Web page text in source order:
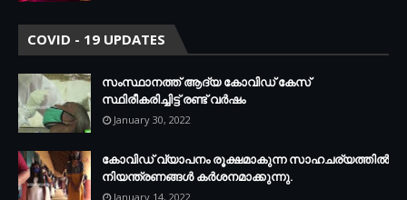
COVID - 19 UPDATES
സംസ്ഥാനത്ത് ആദ്യ കോവിഡ് കേസ്
സ്ഥിരീകരിച്ചിട്ട് രണ്ട് വര്‍ഷം
January 30, 2022
കോവിഡ് വ്യാപനം രൂക്ഷമാകുന്ന സാഹചര്യത്തില്‍
നിയന്ത്രണങ്ങള്‍ കര്‍ശനമാക്കുന്നു.
January 14, 2022